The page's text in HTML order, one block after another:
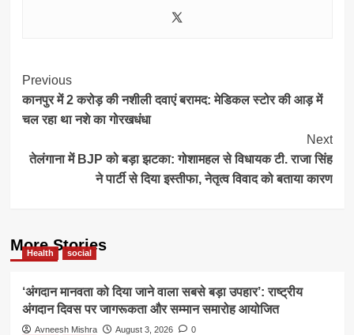
Post
Navigation
Previous
कानपुर में 2 करोड़ की नशीली दवाएं बरामद: मेडिकल स्टोर की आड़ में
चल रहा था नशे का गोरखधंधा
Next
तेलंगाना में BJP को बड़ा झटका: गोशामहल से विधायक टी. राजा सिंह
ने पार्टी से दिया इस्तीफा, नेतृत्व विवाद को बताया कारण
More Stories
Health social
‘अंगदान मानवता को दिया जाने वाला सबसे बड़ा उपहार’: राष्ट्रीय
अंगदान दिवस पर जागरूकता और सम्मान समारोह आयोजित
Avneesh Mishra August 3, 2026
0